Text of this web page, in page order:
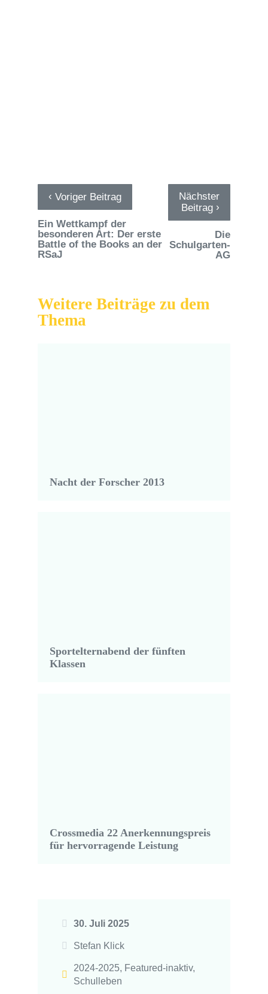
‹ Voriger Beitrag
Ein Wettkampf der
besonderen Art: Der erste
Battle of the Books an der
RSaJ
Nächster
Beitrag ›
Die
Schulgarten-
AG
Weitere Beiträge zu dem
Thema
Nacht der Forscher 2013
Sportelternabend der fünften
Klassen
Crossmedia 22 Anerkennungspreis
für hervorragende Leistung
30. Juli 2025
Stefan Klick
2024-2025, Featured-inaktiv,
Schulleben